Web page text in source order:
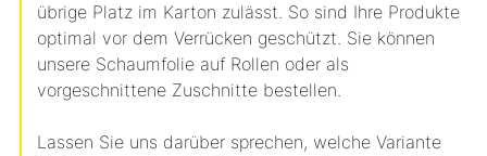
übrige Platz im Karton zulässt. So sind Ihre Produkte
optimal vor dem Verrücken geschützt. Sie können
unsere Schaumfolie auf Rollen oder als
vorgeschnittene Zuschnitte bestellen.
Lassen Sie uns darüber sprechen, welche Variante